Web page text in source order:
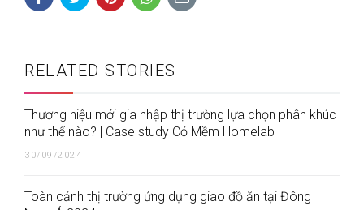
RELATED STORIES
Thương hiệu mới gia nhập thị trường lựa chọn phân khúc
như thế nào? | Case study Cỏ Mềm Homelab
30/09/2024
Toàn cảnh thị trường ứng dụng giao đồ ăn tại Đông